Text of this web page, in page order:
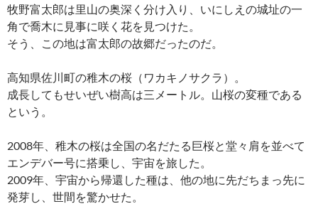
牧野富太郎は里山の奥深く分け入り、いにしえの城址の一
角で喬木に見事に咲く花を見つけた。
そう、この地は富太郎の故郷だったのだ。
高知県佐川町の稚木の桜（ワカキノサクラ）。
成長してもせいぜい樹高は三メートル。山桜の変種である
という。
2008年、稚木の桜は全国の名だたる巨桜と堂々肩を並べて
エンデバー号に搭乗し、宇宙を旅した。
2009年、宇宙から帰還した種は、他の地に先だちまっ先に
発芽し、世間を驚かせた。